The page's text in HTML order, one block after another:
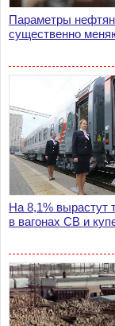
Параметры
существенно
На 8,1% вырастут
в вагонах СВ и